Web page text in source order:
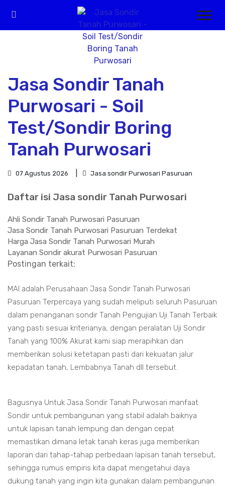
Jasa Sondir Tanah
Purwosari - Soil
Test/Sondir Boring
Tanah Purwosari
07 Agustus 2026 Jasa sondir Purwosari Pasuruan
Daftar isi Jasa sondir Tanah Purwosari
Ahli Sondir Tanah Purwosari Pasuruan
Jasa Sondir Tanah Purwosari Pasuruan Terdekat
Harga Jasa Sondir Tanah Purwosari Murah
Layanan Sondir akurat Purwosari Pasuruan
Postingan terkait:
MAI adalah Perusahaan Jasa Sondir Tanah Purwosari
Pasuruan Terpercaya yang sudah meliputi seluruh Pasuruan
dalam penanganan sondir Tanah Pengujian Uji Tanah Terbaik
yang pasti sesuai kriterianya, dengan peralatan Uji Sondir
Tanah yang 100% Akurat kami siap merapihkan dan
memberikan solusi ketetapan pasti dari kekuatan jalur
kepadatan tanah, Lembabnya Tanah dll tersebut.
Bagusnya Untuk Jasa Sondir Tanah Purwosari manfaat
Sondir untuk pembangunan yang stabil adalah baiknya
untuk lapisan tanah lempung dan dengan cepat
memastikan dimana letak tanah keras juga memberikan
laporan dari tahap-tahap perbedaan lapisan tanah tersebut,
sehingga rumus empiris kita dapat mengetahui daya
dukung tanah yang ingin kita gunakan dalam pembangunan